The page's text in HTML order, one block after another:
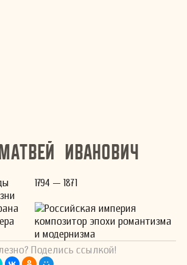
Иванович
1794 — 1871
Российская империя
композитор эпохи романтизма
и модернизма
Поделись ссылкой!